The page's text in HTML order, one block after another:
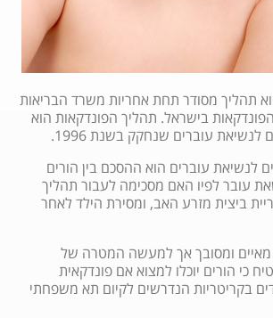
תהליך מסודר תחת אחריות משרד הבריאות
בישראל. תהליך הפונדקאות הוא
עוברים שנחקק בשנת 1996.
לנשיאת עוברים הוא ההסכם בין הורים
עובר לפיו האם מסכימה לעבור תהליך
ביצית מזרע האב, ומסירת הילד לאחר
ומסובך אך למעשה המטרה של
כי הורים יוכלו למצוא אם פונדקאית
בקריטריות הנדרשים לקיום תא משפחתי